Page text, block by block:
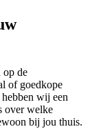
op de
of goedkope
wij een
over welke
bij jou thuis.